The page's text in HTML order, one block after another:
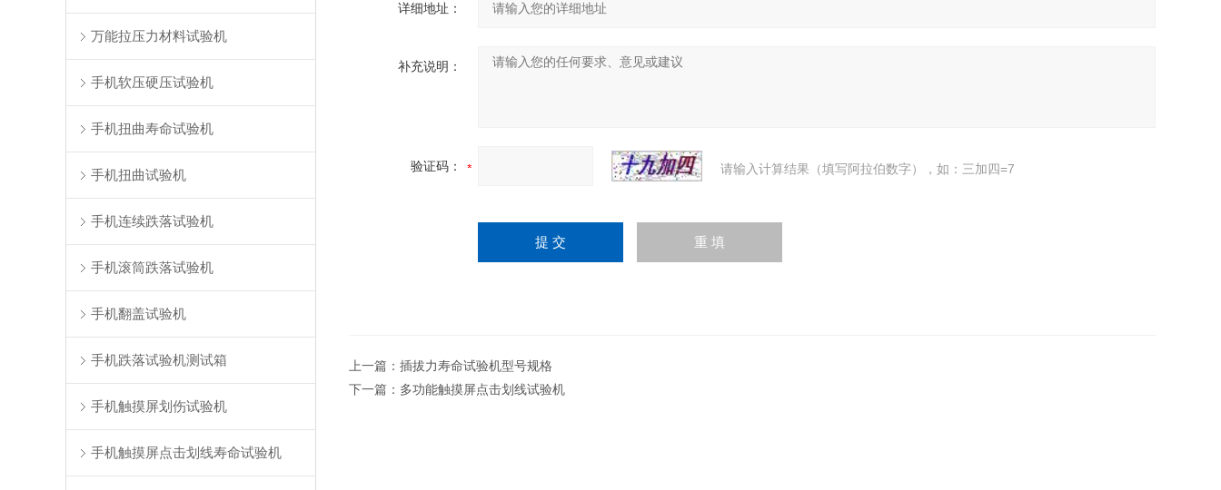
万能拉压力材料试验机
手机软压硬压试验机
手机扭曲寿命试验机
手机扭曲试验机
手机连续跌落试验机
手机滚筒跌落试验机
手机翻盖试验机
手机跌落试验机测试箱
手机触摸屏划伤试验机
手机触摸屏点击划线寿命试验机
详细地址：
补充说明：
验证码： 请输入计算结果（填写阿拉伯数字），如：三加四=7
上一篇： 插拔力寿命试验机型号规格
下一篇： 多功能触摸屏点击划线试验机